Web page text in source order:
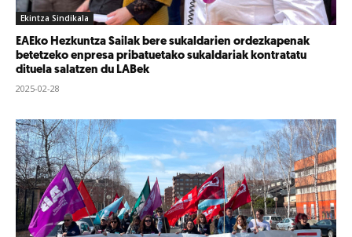
Ekintza Sindikala
EAEko Hezkuntza Sailak bere sukaldarien ordezkapenak
betetzeko enpresa pribatuetako sukaldariak kontratatu
dituela salatzen du LABek
2025-02-28